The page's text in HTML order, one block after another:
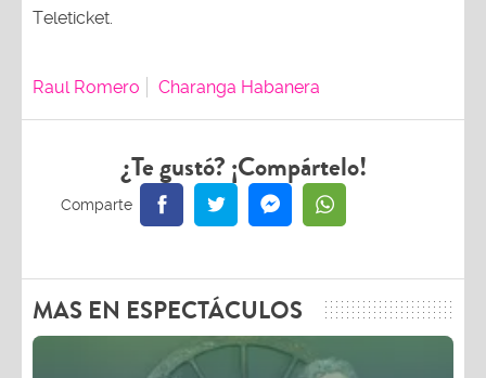
Teleticket.
Raul Romero Charanga Habanera
¿Te gustó? ¡Compártelo!
MAS EN ESPECTÁCULOS